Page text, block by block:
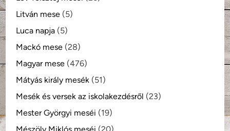
Litván mese (5)
Luca napja (5)
Mackó mese (28)
Magyar mese (476)
Mátyás király mesék (51)
Mesék és versek az iskolakezdésről (23)
Mester Györgyi meséi (19)
Mészöly Miklós meséi (20)